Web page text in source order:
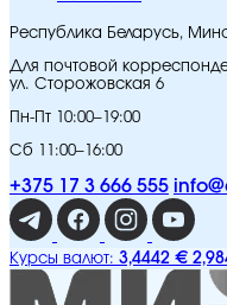
Республика Беларусь,
Для почтовой
ул. Сторожовская 6
Пн-Пт 10:00–19:00
Сб 11:00–16:00
+375 17 3 666 555
Курсы валют: 3,4442 €